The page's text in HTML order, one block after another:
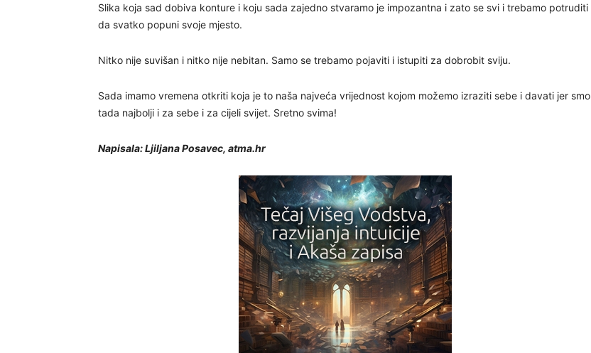
Slika koja sad dobiva konture i koju sada zajedno stvaramo je impozantna i zato se svi i trebamo potruditi
da svatko popuni svoje mjesto.
Nitko nije suvišan i nitko nije nebitan. Samo se trebamo pojaviti i istupiti za dobrobit sviju.
Sada imamo vremena otkriti koja je to naša najveća vrijednost kojom možemo izraziti sebe i davati jer smo
tada najbolji i za sebe i za cijeli svijet. Sretno svima!
Napisala: Ljiljana Posavec, atma.hr